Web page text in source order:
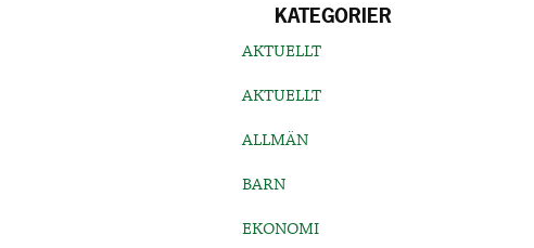
KATEGORIER
AKTUELLT
AKTUELLT
ALLMÄN
BARN
EKONOMI